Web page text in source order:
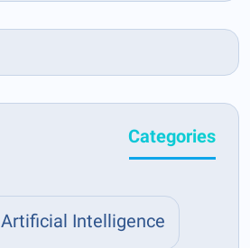
Categories
Artificial Intelligence